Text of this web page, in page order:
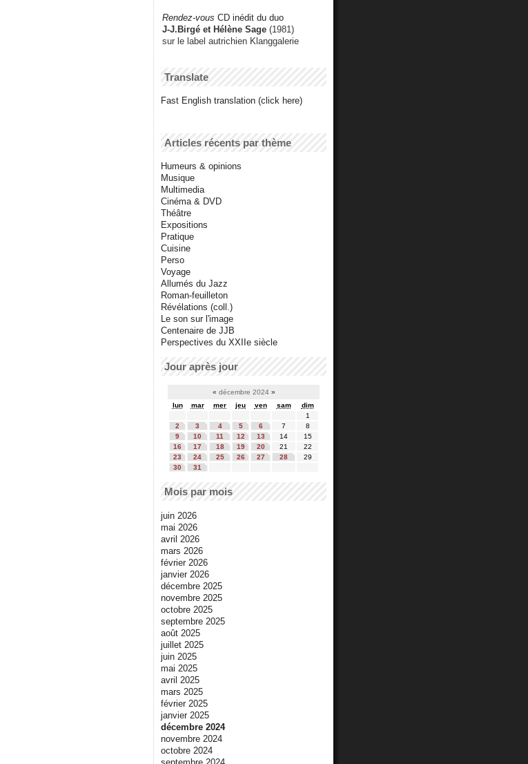
Rendez-vous CD inédit du duo
J-J.Birgé et Hélène Sage (1981)
sur le label autrichien Klanggalerie
Translate
Fast English translation (click here)
Articles récents par thème
Humeurs & opinions
Musique
Multimedia
Cinéma & DVD
Théâtre
Expositions
Pratique
Cuisine
Perso
Voyage
Allumés du Jazz
Roman-feuilleton
Révélations (coll.)
Le son sur l'image
Centenaire de JJB
Perspectives du XXIIe siècle
Jour après jour
« décembre 2024 »
lun
mar mer jeu ven sam
dim
1
2
3 4 5 6 7
8
9
10 11 12 13 14
15
16
17 18 19 20 21
22
23
24 25 26 27 28
29
30
31
Mois par mois
juin 2026
mai 2026
avril 2026
mars 2026
février 2026
janvier 2026
décembre 2025
novembre 2025
octobre 2025
septembre 2025
août 2025
juillet 2025
juin 2025
mai 2025
avril 2025
mars 2025
février 2025
janvier 2025
décembre 2024
novembre 2024
octobre 2024